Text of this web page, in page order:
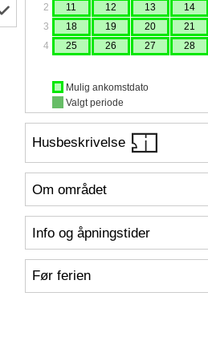
2
11 12 13 14
3
18 19 20 21
4
25 26 27 28
Mulig ankomstdato
Valgt periode
Husbeskrivelse
Om området
Info og åpningstider
Før ferien